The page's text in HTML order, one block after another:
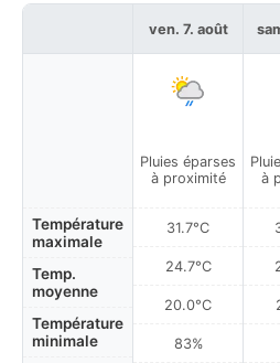
Température
maximale
Temp.
moyenne
Température
minimale
ven. 7. août
Pluies éparses
à proximité
31.7°C
24.7°C
20.0°C
83%
à